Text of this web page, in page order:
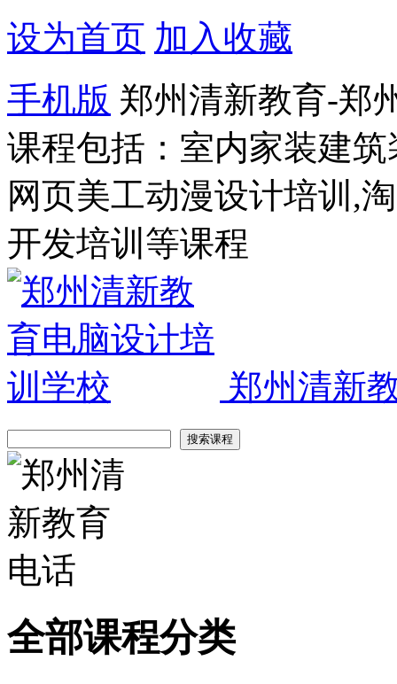
设为首页 加入收藏
手机版 郑州清新教育-郑
课程包括：室内家装建
网页美工动漫设计培训,
开发培训等课程
郑州清新
全部课程分类